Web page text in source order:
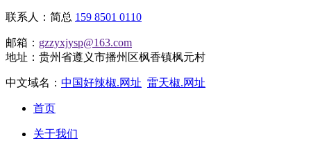
联系人：简总 159 8501 0110
邮箱： gzzyxjysp@163.com
地址：贵州省遵义市播州区枫香镇枫元村
中文域名： 中国好辣椒.网址 雷天椒.网址
首页
关于我们